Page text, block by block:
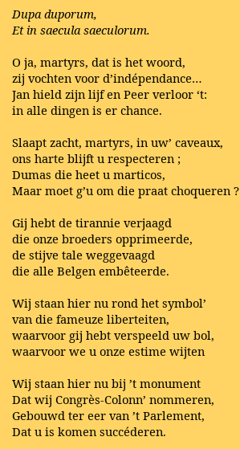
Dupa duporum,
Et in saecula saeculorum.
O ja, martyrs, dat is het woord,
zij vochten voor d’indépendance…
Jan hield zijn lijf en Peer verloor ‘t:
in alle dingen is er chance.
Slaapt zacht, martyrs, in uw’ caveaux,
ons harte blijft u respecteren ;
Dumas die heet u marticos,
Maar moet g’u om die praat choqueren ?
Gij hebt de tirannie verjaagd
die onze broeders opprimeerde,
de stijve tale weggevaagd
die alle Belgen embêteerde.
Wij staan hier nu rond het symbol’
van die fameuze liberteiten,
waarvoor gij hebt verspeeld uw bol,
waarvoor we u onze estime wijten
Wij staan hier nu bij ’t monument
Dat wij Congrès-Colonn’ nommeren,
Gebouwd ter eer van ’t Parlement,
Dat u is komen succéderen.